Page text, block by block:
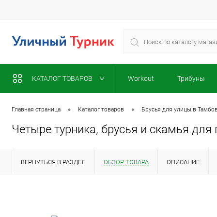
КАТАЛОГ ТОВАРОВ Workout Трибуны
Главная страница • Каталог товаров • Брусья для улицы в
Четыре турника, брусья и скамья для
ВЕРНУТЬСЯ В РАЗДЕЛ ОБЗОР ТОВАРА ОПИСАНИЕ